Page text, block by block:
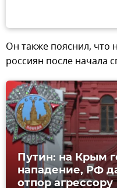
Он также пояснил, что
россиян после начала
Путин: на Крым
нападение, РФ
отпор агрессору